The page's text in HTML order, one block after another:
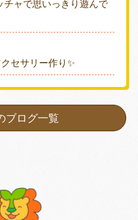
チャで思いっきり遊んで
セサリー作り✨
ブログ一覧